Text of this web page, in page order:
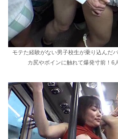
モテた経験がない男子校生が乗り込んだ
カ尻やボインに触れて爆発寸前！6